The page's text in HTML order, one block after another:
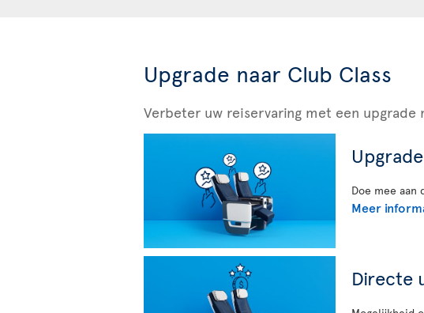
Upgrade naar Club Class
Verbeter uw reiservaring met een upgrade
Doe mee aan
Meer
Directe